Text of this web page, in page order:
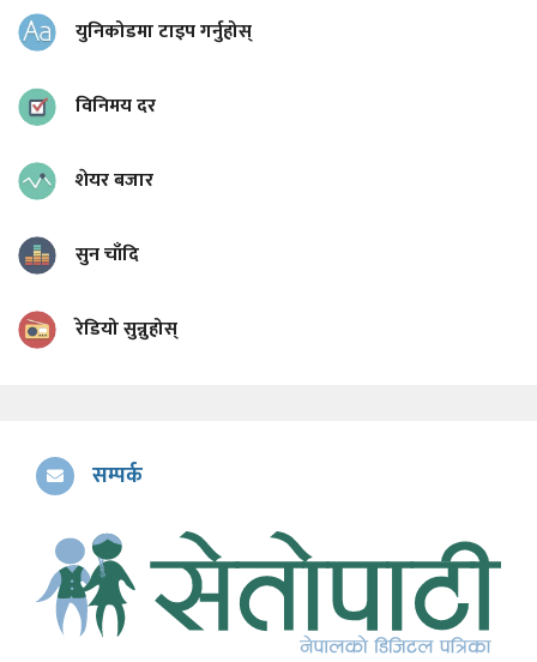
युनिकोडमा टाइप गर्नुहोस्
विनिमय दर
शेयर बजार
सुन चाँदि
रेडियो सुन्नुहोस्
सम्पर्क